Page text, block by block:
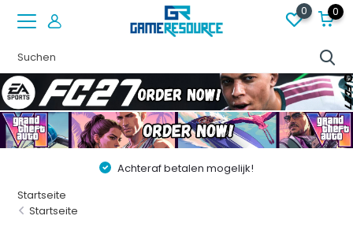
0 0
Achteraf betalen mogelijk!
Startseite
Startseite